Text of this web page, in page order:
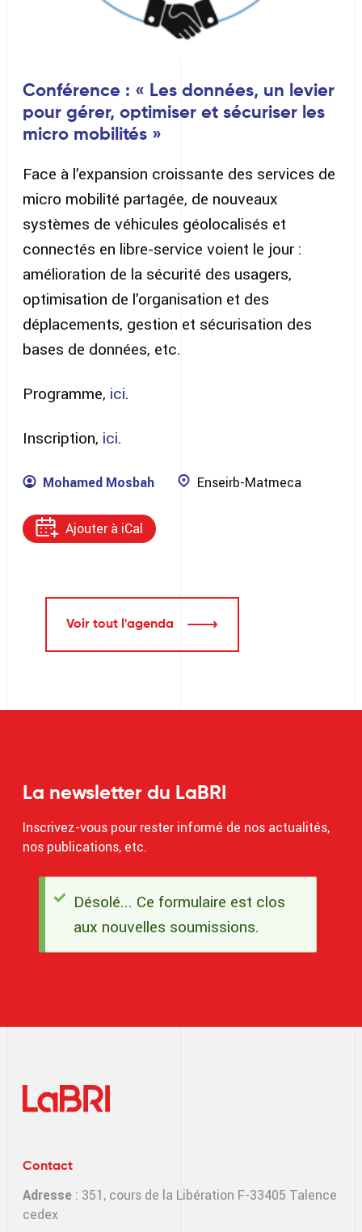
Conférence : « Les données, un levier
pour gérer, optimiser et sécuriser les
micro mobilités »
Face à l’expansion croissante des services de
micro mobilité partagée, de nouveaux
systèmes de véhicules géolocalisés et
connectés en libre-service voient le jour :
amélioration de la sécurité des usagers,
optimisation de l’organisation et des
déplacements, gestion et sécurisation des
bases de données, etc.
Programme, ici.
Inscription, ici.
Mohamed Mosbah Enseirb-Matmeca
Ajouter à iCal
Voir tout l'agenda
La newsletter du LaBRI
Inscrivez-vous pour rester informé de nos actualités,
nos publications, etc.
Message
d'état
Désolé... Ce formulaire est clos
aux nouvelles soumissions.
Contact
Adresse : 351, cours de la Libération F-33405 Talence
cedex